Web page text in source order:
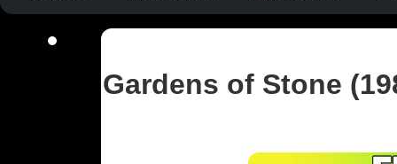
Gardens of Stone